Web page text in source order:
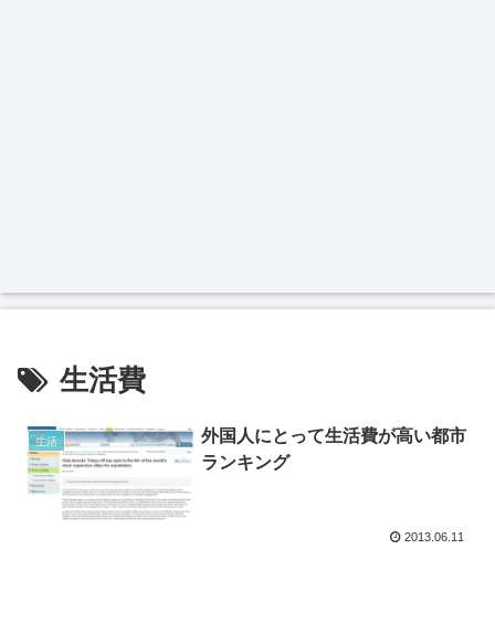
生活費
生活
外国人にとって生活費が高い都市
ランキング
2013.06.11